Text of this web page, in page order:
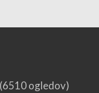
ogledov)